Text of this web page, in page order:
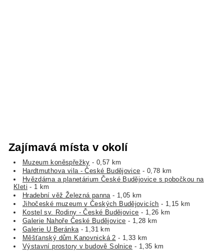
Zajímavá místa v okolí
Muzeum koněspřežky - 0,57 km
Hardtmuthova vila - České Budějovice - 0,78 km
Hvězdárna a planetárium České Budějovice s pobočkou na
Kleti - 1 km
Hradební věž Železná panna- 1,05 km
Jihočeské muzeum v Českých Budějovicích - 1,15 km
Kostel sv. Rodiny - České Budějovice - 1,26 km
Galerie Nahoře České Budějovice - 1,28 km
Galerie U Beránka- 1,31 km
Měšťanský dům Kanovnická 2 - 1,33 km
Výstavní prostory v budově Solnice - 1,35 km